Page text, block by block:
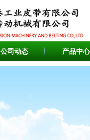
公司动态 产品中心